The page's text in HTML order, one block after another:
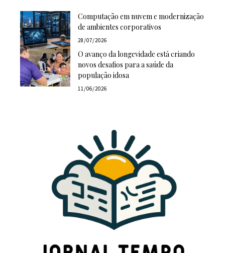
Computação em nuvem e modernização
de ambientes corporativos
28/07/2026
O avanço da longevidade está criando
novos desafios para a saúde da
população idosa
11/06/2026